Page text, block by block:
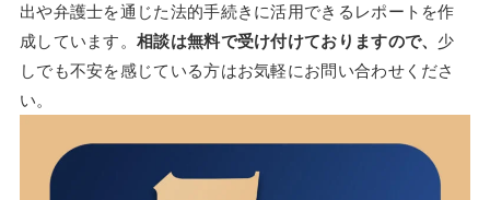
出や弁護士を通じた法的手続きに活用できるレポートを作
成しています。相談は無料で受け付けておりますので、 少
しでも不安を感じている方はお気軽にお問い合わせくださ
い。